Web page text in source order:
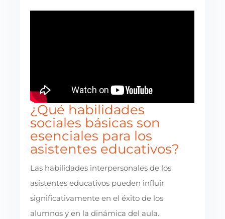
¿Qué habilidades
sociales básicas son
esenciales para los
asistentes educativos?
Las habilidades interpersonales de los
asistentes educativos pueden influir
significativamente en el éxito de los
alumnos y en la dinámica del aula.